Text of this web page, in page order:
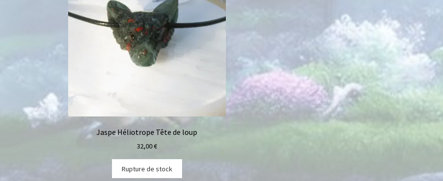
Jaspe Héliotrope Tête de loup
32,00€
Rupture de stock